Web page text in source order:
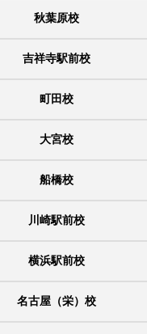
秋葉原校
吉祥寺駅前校
町田校
大宮校
船橋校
川崎駅前校
横浜駅前校
名古屋（栄）校